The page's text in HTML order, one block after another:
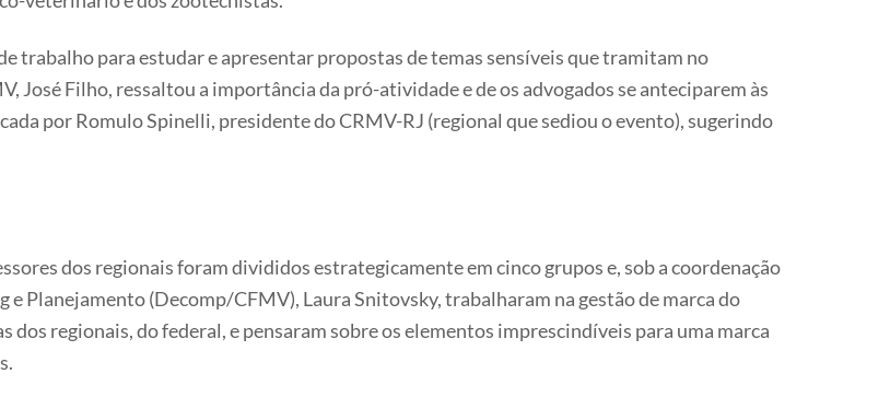
trabalho para estudar e apresentar propostas de temas sensíveis que tramitam no
José Filho, ressaltou a importância da pró-atividade e de os advogados se anteciparem às
por Romulo Spinelli, presidente do CRMV-RJ (regional que sediou o evento), sugerindo
dos regionais foram divididos estrategicamente em cinco grupos e, sob a coordenação
Planejamento (Decomp/CFMV), Laura Snitovsky, trabalharam na gestão de marca do
regionais, do federal, e pensaram sobre os elementos imprescindíveis para uma marca